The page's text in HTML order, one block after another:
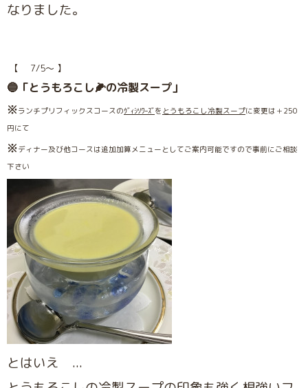
なりました。
【 7/5〜 】
🔵「とうもろこし🌽の冷製スープ」
※ランチプリフィックスコースのｳﾞｨｼｿﾜｰｽﾞを とうもろこし冷製スープに変更は＋250
円にて
※ディナー及び他コースは追加加算メニューとしてご案内可能ですので事前にご相談
下さい
とはいえ ...